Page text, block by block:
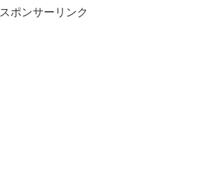
スポンサーリンク